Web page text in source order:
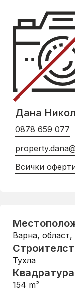
Дана
0878 659 077
Всички
Варна, област,
Тухла
Квадратура
154 m²